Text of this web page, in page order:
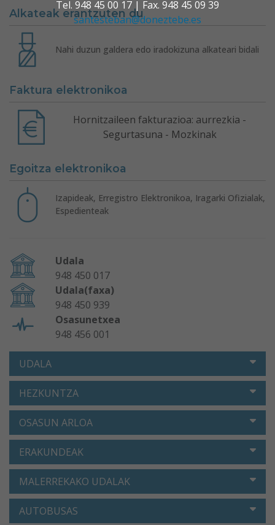
Tel. 948 45 00 17 | Fax. 948 45 09 39
santesteban@doneztebe.es
Alkateak erantzuten du
Nahi duzun galdera edo iradokizuna alkateari bidali
Faktura elektronikoa
Hornitzaileen fakturazioa: aurrezkia -
Segurtasuna - Mozkinak
Egoitza elektronikoa
Izapideak, Erregistro Elektronikoa, Iragarki Ofizialak,
Espedienteak
Udala
948 450 017
Udala(faxa)
948 450 939
Osasunetxea
948 456 001
UDALA
HEZKUNTZA
OSASUN ARLOA
ERAKUNDEAK
MALERREKAKO UDALAK
AUTOBUSAS